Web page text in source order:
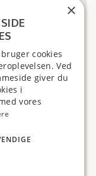
×
cookies
Ved
giver du
i
vores